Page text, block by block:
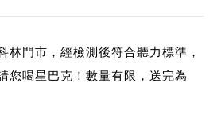
林門市，經檢測後符合聽力標準，
您喝星巴克！數量有限，送完為